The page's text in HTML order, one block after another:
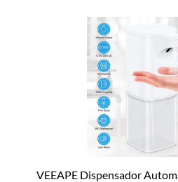
VEEAPE Dispensador